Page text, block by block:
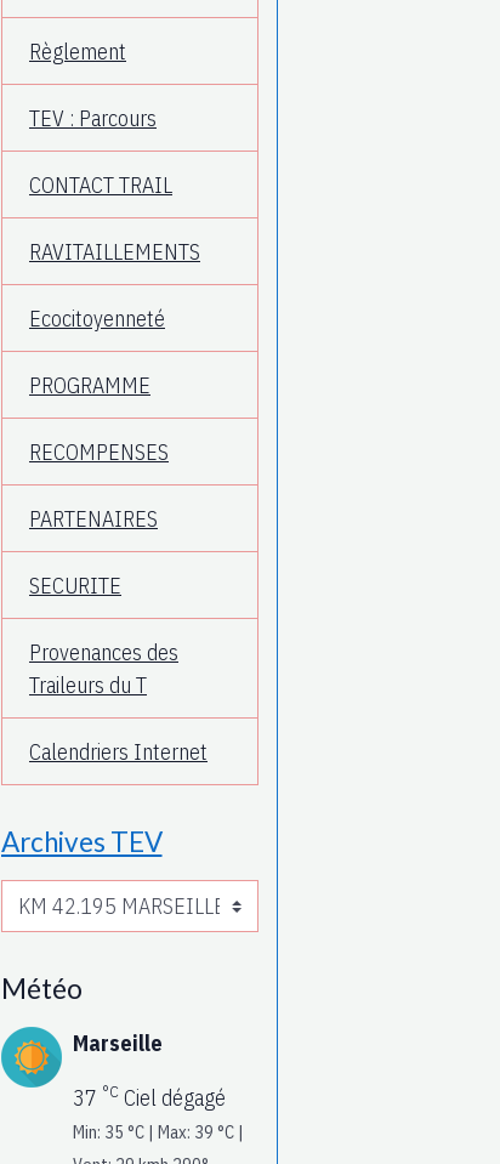
Règlement
TEV : Parcours
CONTACT TRAIL
RAVITAILLEMENTS
Ecocitoyenneté
PROGRAMME
RECOMPENSES
PARTENAIRES
SECURITE
Provenances des
Traileurs du T
Calendriers Internet
Archives TEV
Météo
Marseille
37 °C Ciel dégagé
Min: 35 °C | Max: 39 °C |